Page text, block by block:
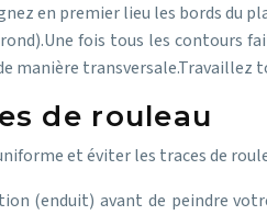
en premier lieu les bords du
Une fois tous les contours
manière transversale.Travaillez
de rouleau
et éviter les traces de
(enduit) avant de peindre